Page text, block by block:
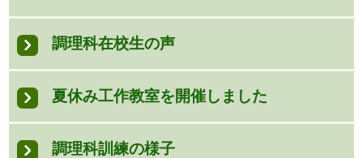
調理科在校生の声
夏休み工作教室を開催しました
調理科訓練の様子